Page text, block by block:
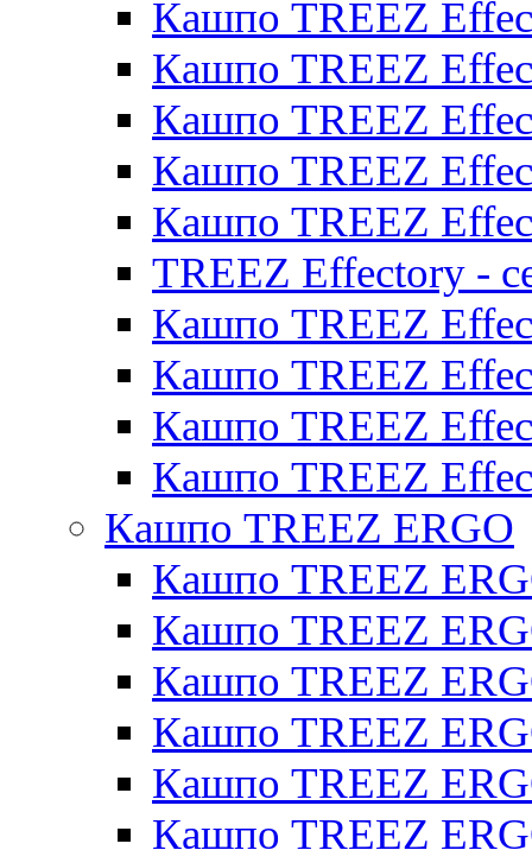
Кашпо TREEZ
Кашпо TREEZ
Кашпо TREEZ
Кашпо TREEZ
Кашпо TREEZ
TREEZ Effectory -
Кашпо TREEZ
Кашпо TREEZ
Кашпо TREEZ
Кашпо TREEZ
Кашпо TREEZ ERGO
Кашпо TREEZ
Кашпо TREEZ
Кашпо TREEZ
Кашпо TREEZ
Кашпо TREEZ
Кашпо TREEZ